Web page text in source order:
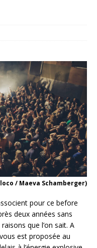
/ Maeva Schamberger)
pour ce before
deux années sans
que l’on sait. A
est proposée au